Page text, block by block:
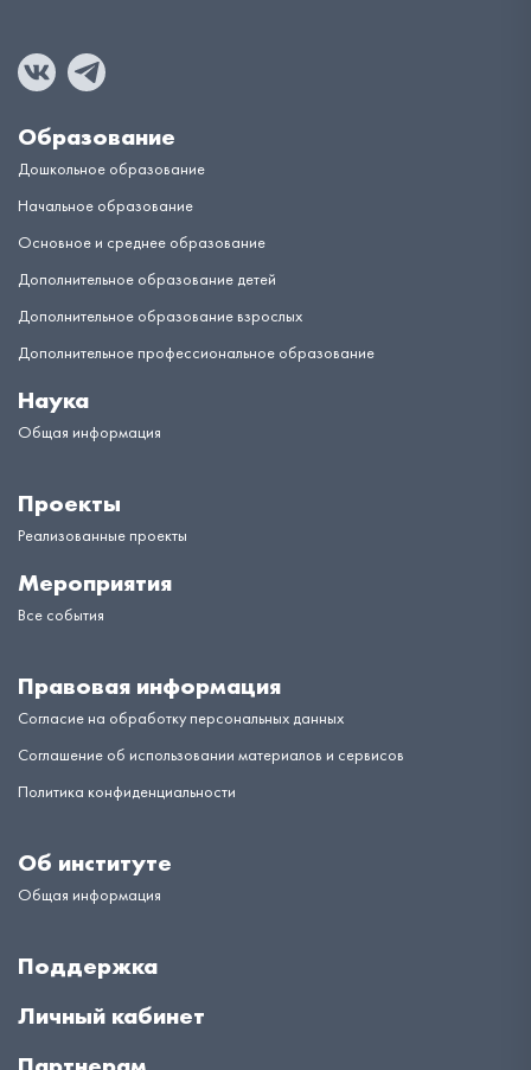
Образование
Дошкольное образование
Начальное образование
Основное и среднее образование
Дополнительное образование детей
Дополнительное образование взрослых
Дополнительное профессиональное образование
Наука
Общая информация
Проекты
Реализованные проекты
Мероприятия
Все события
Правовая информация
Согласие на обработку персональных данных
Соглашение об использовании материалов и сервисов
Политика конфиденциальности
Об институте
Общая информация
Поддержка
Личный кабинет